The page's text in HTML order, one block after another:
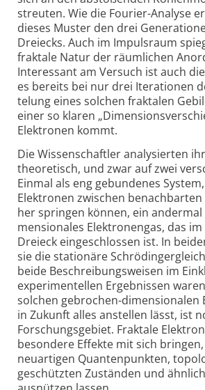
streuten. Wie die Fourier-Analyse
dieses Muster den drei
Dreiecks. Auch im Impulsraum
fraktale Natur der räum­lichen
Interessant am Versuch ist auch
es bereits bei nur drei Itera­tionen
telung eines solchen fraktalen
einer so klaren
Elektronen kommt.
Die Wissen­schaftler analy­sierten
theoretisch, und zwar auf zwei
Einmal als eng gebundenes
Elektronen zwischen
her springen können, ein
mensionales Elektronengas, das
Dreieck einge­schlossen ist. In
sie die stationäre
beide Beschreibungs­weisen im
experimen­tellen Ergeb­nissen
solchen gebrochen-dimen­sionalen
in Zukunft alles anstellen lässt, ist
Forschungs­gebiet. Fraktale
besondere Effekte mit sich
neuartigen Quanten­punkten,
geschützten Zuständen und